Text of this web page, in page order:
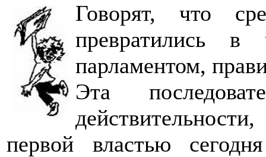
Говорят, что
превратились в
парламентом,
Эта
первой властью